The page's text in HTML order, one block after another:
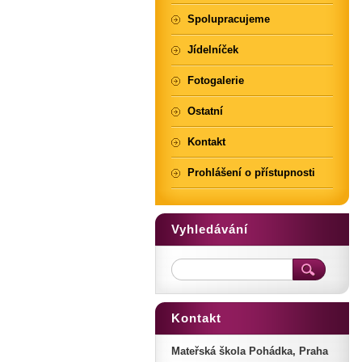
Spolupracujeme
Jídelníček
Fotogalerie
Ostatní
Kontakt
Prohlášení o přístupnosti
Vyhledávání
Kontakt
Mateřská škola Pohádka, Praha